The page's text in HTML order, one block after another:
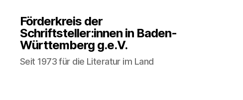
Förderkreis der
Schriftsteller:innen in Baden-
Württemberg g.e.V.
Seit 1973 für die Literatur im Land